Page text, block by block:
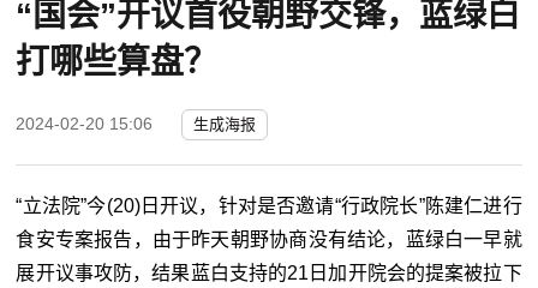
“国会”开议首役朝野交锋，蓝绿白
打哪些算盘？
2024-02-20 15:06 生成海报
“立法院”今(20)日开议，针对是否邀请“行政院长”陈建仁进行
食安专案报告，由于昨天朝野协商没有结论，蓝绿白一早就
展开议事攻防，结果蓝白支持的21日加开院会的提案被拉下